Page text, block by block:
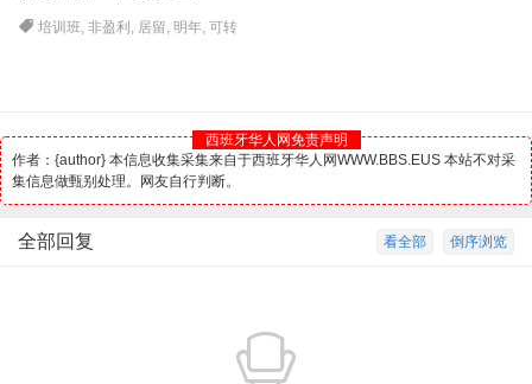
培训班,非盈利 , 居留, 明年,可转
西班牙华人网免责声明
作者：{author} 本信息收集采集来自于西班牙华人网WWW.BBS.EUS 本站不对采
集信息做甄别处理。网友自行判断。
倒序浏览
看全部
全部回复